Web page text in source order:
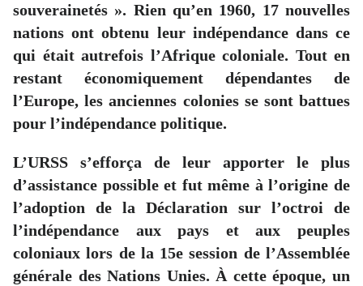
souverainetés ». Rien qu’en 1960, 17 nouvelles
nations ont obtenu leur indépendance dans ce
qui était autrefois l’Afrique coloniale. Tout en
restant économiquement dépendantes de
l’Europe, les anciennes colonies se sont battues
pour l’indépendance politique.
L’URSS s’efforça de leur apporter le plus
d’assistance possible et fut même à l’origine de
l’adoption de la Déclaration sur l’octroi de
l’indépendance aux pays et aux peuples
coloniaux lors de la 15e session de l’Assemblée
générale des Nations Unies. À cette époque, un